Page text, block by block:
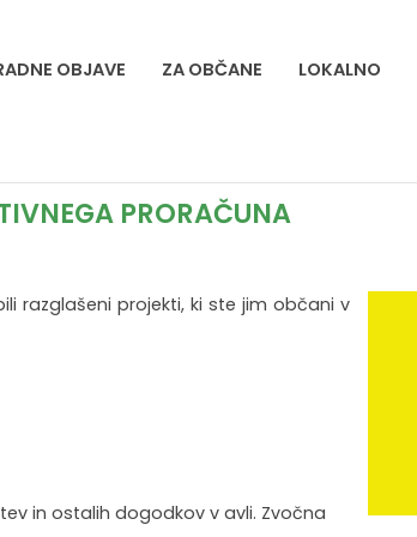
OBJAVE ZA OBČANE LOKALNO
PRORAČUNA
razglašeni projekti, ki ste jim občani v
in ostalih dogodkov v avli. Zvočna